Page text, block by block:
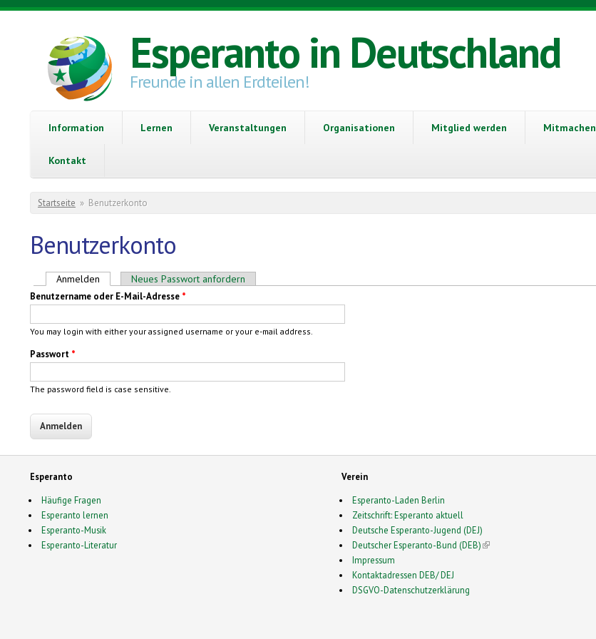
Direkt zum Inhalt
Esperanto in Deutschland
Freunde in allen Erdteilen!
Information Lernen Veranstaltungen Organisationen Mitglied werden Mitmachen
Kontakt
Sie sind hier
Startseite » Benutzerkonto
Benutzerkonto
Haupt-Reiter
Anmelden (aktiver Reiter)
Neues Passwort anfordern
Benutzername oder E-Mail-Adresse *
You may login with either your assigned username or your e-mail address.
Passwort *
The password field is case sensitive.
Esperanto
Häufige Fragen
Esperanto lernen
Esperanto-Musik
Esperanto-Literatur
Verein
Esperanto-Laden Berlin
Zeitschrift: Esperanto aktuell
Deutsche Esperanto-Jugend (DEJ)
Deutscher Esperanto-Bund (DEB)(link is external)
Impressum
Kontaktadressen DEB/ DEJ
DSGVO-Datenschutzerklärung